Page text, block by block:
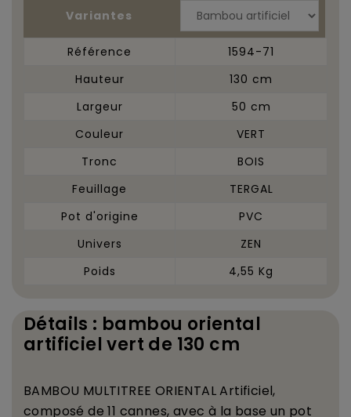
Variantes
Référence
1594-71
Hauteur
130 cm
Largeur
50 cm
Couleur
VERT
Tronc
BOIS
Feuillage
TERGAL
Pot d'origine
PVC
Univers
ZEN
Poids
4,55 Kg
Détails : bambou oriental
artificiel vert de 130 cm
BAMBOU MULTITREE ORIENTAL Artificiel,
composé de 11 cannes, avec à la base un pot